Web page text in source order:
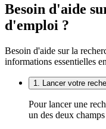
Besoin d'aide
d'emploi ?
Besoin d'aide sur la
informations essentielles
1. Lancer votre
Pour lancer une
un des deux champs